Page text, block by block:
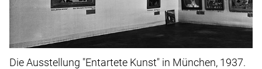
Die Ausstellung "Entartete Kunst" in München, 1937.